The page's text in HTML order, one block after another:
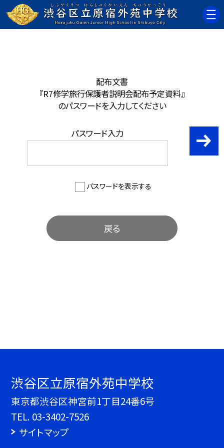
配布文書
『R7修学旅行保護者説明会配布予定資料』
のパスワードを入力してください
パスワード入力
パスワードを表示する
戻る
渋谷区立原宿外苑中学校
東京都渋谷区神宮前1丁目24番6号
TEL. 03-3402-7526
サイトマップ